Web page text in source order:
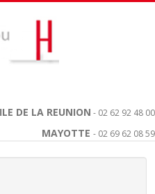
ILE DE LA REUNION - 02 62 92 48 00
MAYOTTE - 02 69 62 08 59